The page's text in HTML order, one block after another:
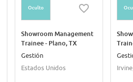
Oculto
Showroom Management
Trainee - Plano, TX
Gestión
Estados Unidos